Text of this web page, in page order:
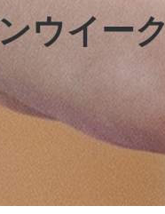
ウイーク